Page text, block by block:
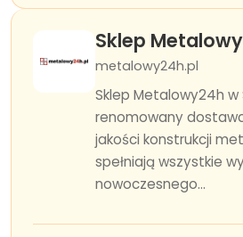
Sklep
metalowy24h.pl
Sklep Metalowy24h
renomowany
jakości konstrukcji
spełniają wszystkie
nowoczesnego...